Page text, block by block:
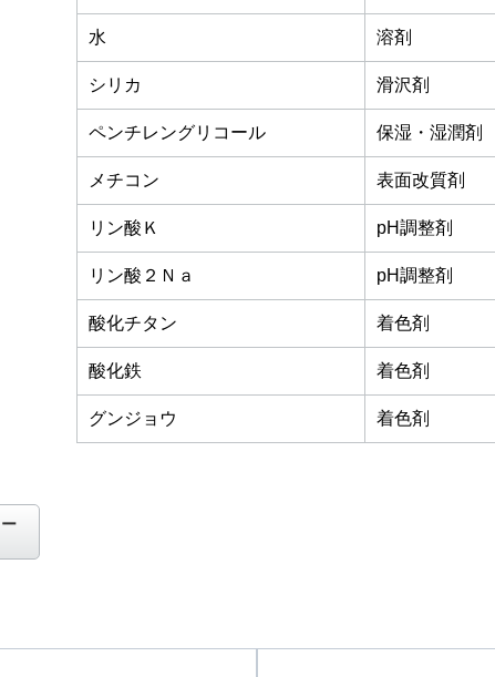
水 溶剤
シリカ 滑沢剤
ペンチレングリコール 保湿・湿潤剤
メチコン 表面改質剤
リン酸Ｋ pH調整剤
リン酸２Ｎａ pH調整剤
酸化チタン 着色剤
酸化鉄 着色剤
グンジョウ 着色剤